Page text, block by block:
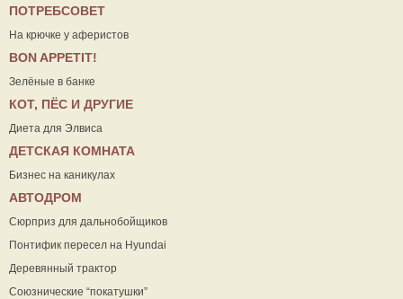
ПОТРЕБСОВЕТ
На крючке у аферистов
ВON APPETIT!
Зелёные в банке
КОТ, ПЁС И ДРУГИЕ
Диета для Элвиса
ДЕТСКАЯ КОМНАТА
Бизнес на каникулах
АВТОДРОМ
Сюрприз для дальнобойщиков
Понтифик пересел на Hyundai
Деревянный трактор
Союзнические “покатушки”